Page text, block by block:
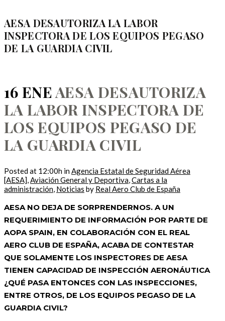
AESA DESAUTORIZA LA LABOR
INSPECTORA DE LOS EQUIPOS PEGASO
DE LA GUARDIA CIVIL
16 ENE AESA DESAUTORIZA
LA LABOR INSPECTORA DE
LOS EQUIPOS PEGASO DE
LA GUARDIA CIVIL
Posted at 12:00h inAgencia Estatal de Seguridad Aérea
[AESA],Aviación General y Deportiva,Cartas a la
administración, Noticias by Real Aero Club de España
AESA NO DEJA DE SORPRENDERNOS. A UN
REQUERIMIENTO DE INFORMACIÓN POR PARTE DE
AOPA SPAIN, EN COLABORACIÓN CON EL REAL
AERO CLUB DE ESPAÑA, ACABA DE CONTESTAR
QUE SOLAMENTE LOS INSPECTORES DE AESA
TIENEN CAPACIDAD DE INSPECCIÓN AERONÁUTICA
¿QUÉ PASA ENTONCES CON LAS INSPECCIONES,
ENTRE OTROS, DE LOS EQUIPOS PEGASO DE LA
GUARDIA CIVIL?